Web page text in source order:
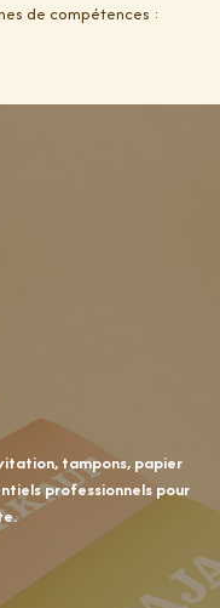
de compétences :
tampons, papier
professionnels pour